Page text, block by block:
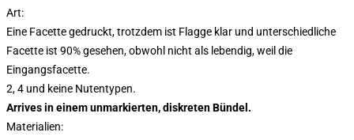
Art:
Eine Facette gedruckt, trotzdem ist Flagge klar und unterschiedliche
Facette ist 90% gesehen, obwohl nicht als lebendig, weil die
Eingangsfacette.
2, 4 und keine Nutentypen.
Arrives in einem unmarkierten, diskreten Bündel.
Materialien: